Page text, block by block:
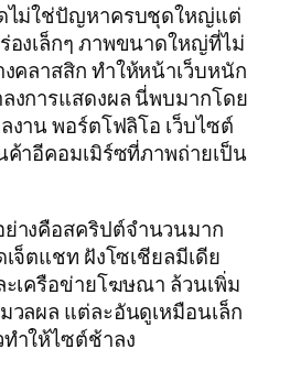
ไม่ใช่ปัญหาครบชุดใหญ่แต่
งเล็กๆ ภาพขนาดใหญ่ที่ไม่
คลาสสิก ทำให้หน้าเว็บหนัก
งการแสดงผล นี่พบมากโดย
งาน พอร์ตโฟลิโอ เว็บไซต์
ค้าอีคอมเมิร์ซที่ภาพถ่ายเป็น
างคือสคริปต์จำนวนมาก
จ็ตแชท ฝังโซเชียลมีเดีย
เครือข่ายโฆษณา ล้วนเพิ่ม
วลผล แต่ละอันดูเหมือนเล็ก
ำให้ไซต์ช้าลง